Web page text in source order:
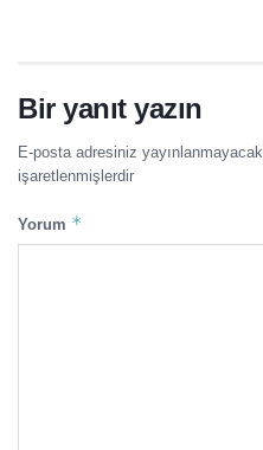
Bir yanıt yazın
E-posta adresiniz yayınlanmayacak.
işaretlenmişlerdir
Yorum *